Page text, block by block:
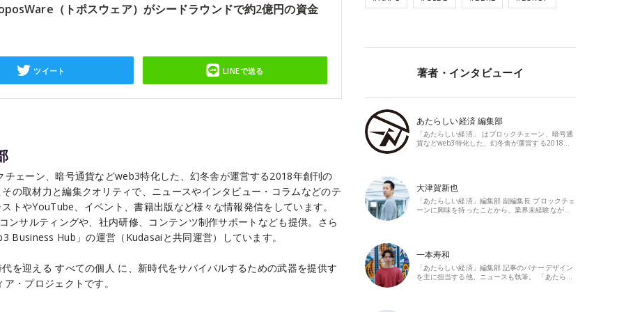
（トポスウェア）がシードラウンドで約2億円の資金
ツイート LINEで送る
チェーン、暗号通貨などweb3特化した、幻冬舎が運営する2018年創刊の
の取材力と編集クオリティで、ニュースやインタビュー・コラムなどのテ
トやYouTube、イベント、書籍出版など様々な情報発信をしています。
ンサルティングや、社内研修、コンテンツ制作サポートなども提供。さら
Business Hub」の運営（Kudasaiと共同運営）しています。
を迎える すべての個人 に、新時代をサバイバルするための武器を提供す
・プロジェクトです。
著者・インタビューイ
あたらしい経済 編集部
「あたらしい経済」 はブロックチェーン、暗号通
貨などweb3特化した、幻冬舎が運営する2018…
大津賀新也
「あたらしい経済」編集部 副編集長 ブロックチェ
ーンに興味を持ったことから、業界未経験なが…
一本寿和
「あたらしい経済」編集部 記事のバナーデザイン
を主に担当する他、ニュースも執筆。 「あたら…